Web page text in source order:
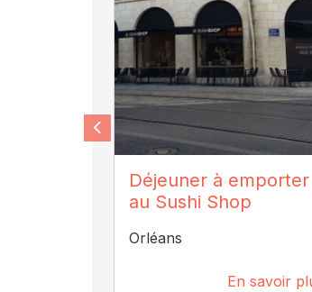
Déjeuner à emporter
au Sushi Shop
Orléans
En savoir